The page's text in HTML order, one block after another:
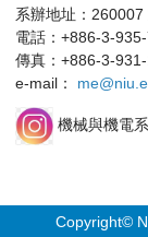
系辦地址：
電話：+886-3-
傳真：+886-3-
e-mail：
機械與機電
Copyright©